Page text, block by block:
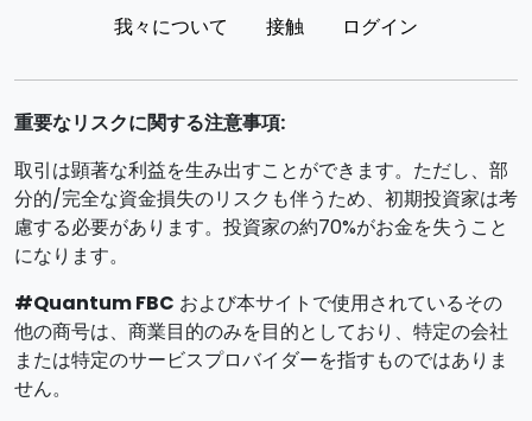
我々について 接触 ログイン
重要なリスクに関する注意事項:
取引は顕著な利益を生み出すことができます。ただし、部
分的/完全な資金損失のリスクも伴うため、初期投資家は考
慮する必要があります。投資家の約70%がお金を失うこと
になります。
#Quantum FBC および本サイトで使用されているその
他の商号は、商業目的のみを目的としており、特定の会社
または特定のサービスプロバイダーを指すものではありま
せん。